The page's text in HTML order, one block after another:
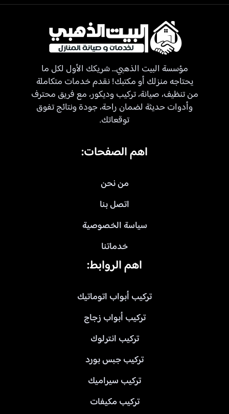
مؤسسة البيت الذهبي… شريكك الأول لكل ما
يحتاجه منزلك أو مكتبك! نقدم خدمات متكاملة
من تنظيف، صيانة، تركيب وديكور، مع فريق محترف
وأدوات حديثة لضمان راحة، جودة ونتائج تفوق
توقعاتك.
اهم الصفحات:
من نحن
اتصل بنا
سياسة الخصوصية
خدماتنا
اهم الروابط:
تركيب أبواب اتوماتيك
تركيب أبواب زجاج
تركيب انترلوك
تركيب جبس بورد
تركيب سيراميك
تركيب مكيفات